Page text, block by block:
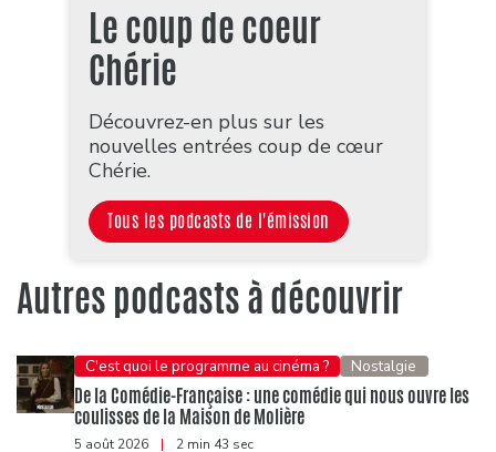
Le coup de coeur
Chérie
Découvrez-en plus sur les
nouvelles entrées coup de cœur
Chérie.
Tous les podcasts de l'émission
Autres podcasts à découvrir
C'est quoi le programme au cinéma ? Nostalgie
De la Comédie-Française : une comédie qui nous ouvre les
coulisses de la Maison de Molière
5 août 2026 | 2 min 43 sec